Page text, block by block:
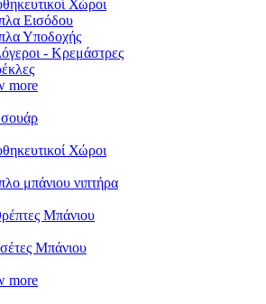
Χώροι
Εισόδου
Υποδοχής
- Κρεμάστρες
more
Χώροι
μπάνιου νιπτήρα
Μπάνιου
Μπάνιου
more